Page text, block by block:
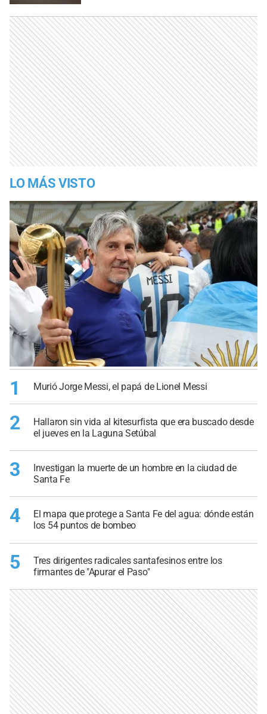
LO MÁS VISTO
1 Murió Jorge Messi, el papá de Lionel Messi
2
Hallaron sin vida al kitesurfista que era buscado desde
el jueves en la Laguna Setúbal
3
Investigan la muerte de un hombre en la ciudad de
Santa Fe
4
El mapa que protege a Santa Fe del agua: dónde están
los 54 puntos de bombeo
5
Tres dirigentes radicales santafesinos entre los
firmantes de "Apurar el Paso"